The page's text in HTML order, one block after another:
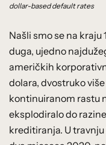
dollar-based default rates
Našli smo se na
duga, ujedno
američkih
dolara, dvostruko
kontinuiranom rastu
eksplodiralo do
kreditiranja. U